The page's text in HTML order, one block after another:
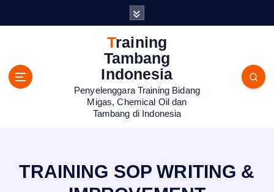
Training
Tambang
Indonesia
Penyelenggara Training Bidang
Migas, Chemical Oil dan
Tambang di Indonesia
TRAINING SOP WRITING &